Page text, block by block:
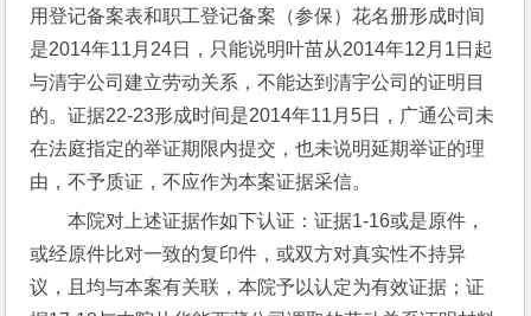
用登记备案表和职工登记备案（参保）花名册形成时间
是2014年11月24日，只能说明叶苗从2014年12月1日起
与清宇公司建立劳动关系，不能达到清宇公司的证明目
的。证据22-23形成时间是2014年11月5日，广通公司未
在法庭指定的举证期限内提交，也未说明延期举证的理
由，不予质证，不应作为本案证据采信。
本院对上述证据作如下认证：证据1-16或是原件，
或经原件比对一致的复印件，或双方对真实性不持异
议，且均与本案有关联，本院予以认定为有效证据；证